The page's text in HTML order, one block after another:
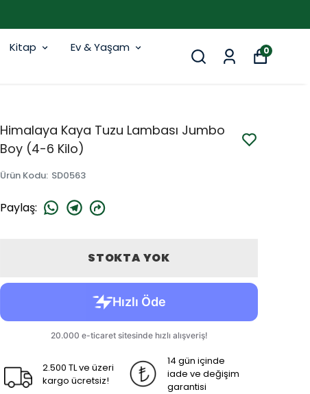
Kitap
Ev & Yaşam
0
Himalaya Kaya Tuzu Lambası Jumbo
Boy (4-6 Kilo)
Ürün Kodu: SD0563
Paylaş:
STOKTA YOK
2.500 TL ve üzeri
kargo ücretsiz!
14 gün içinde
iade ve değişim
garantisi